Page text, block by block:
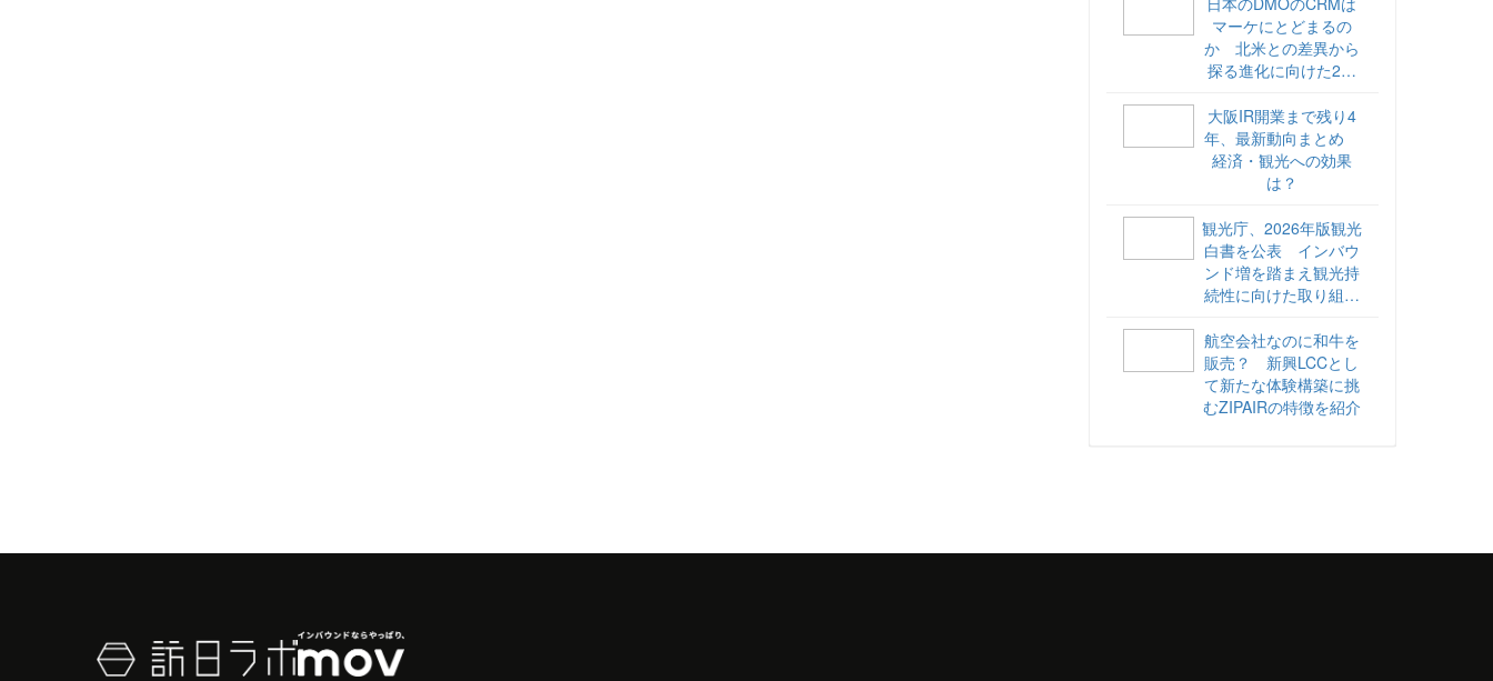
マーケにとどまるの
か 北米との差異から
探る進化に向けた2ス
海外DMOのリアル
vol.6】
大阪IR開業まで残り4
年、最新動向まとめ
経済・観光への効果
は？
観光庁、2026年版観光
白書を公表 インバウ
ンド増を踏まえ観光持
続性に向けた取り組み
航空会社なのに和牛を
販売？ 新興LCCとし
て新たな体験構築に挑
むZIPAIRの特徴を紹介